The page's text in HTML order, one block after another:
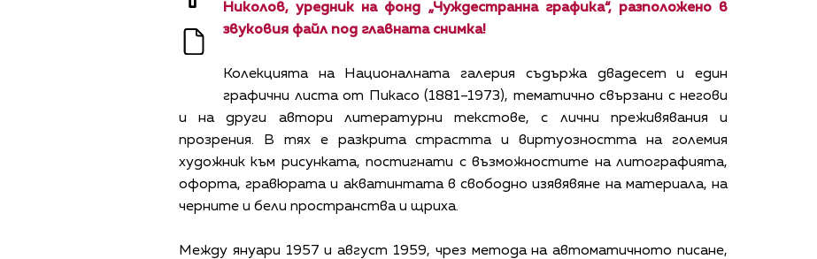
Николов, уредник на фонд „Чуждестранна графика“, разположено в
звуковия файл под главната снимка!
Колекцията на Националната галерия съдържа двадесет и един
графични листа от Пикасо (1881–1973), тематично свързани с негови
и на други автори литературни текстове, с лични преживявания и
прозрения. В тях е разкрита страстта и виртуозността на големия
художник към рисунката, постигнати с възможностите на литографията,
офорта, гравюрата и акватинтата в свободно изявявяне на материала, на
черните и бели пространства и щриха.
Между януари 1957 и август 1959, чрез метода на автоматичното писане,